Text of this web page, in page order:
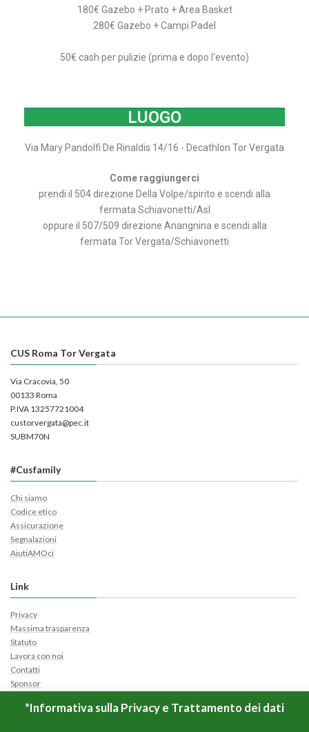
180€ Gazebo + Prato + Area Basket
280€ Gazebo + Campi Padel
50€ cash per pulizie (prima e dopo l'evento)
LUOGO
Via Mary Pandolfi De Rinaldis 14/16 - Decathlon Tor Vergata
Come raggiungerci
prendi il 504 direzione Della Volpe/spirito e scendi alla
fermata Schiavonetti/Asl
oppure il 507/509 direzione Anangnina e scendi alla
fermata Tor Vergata/Schiavonetti
CUS Roma Tor Vergata
Via Cracovia, 50
00133 Roma
P.IVA 13257721004
custorvergata@pec.it
SUBM70N
#Cusfamily
Chi siamo
Codice etico
Assicurazione
Segnalazioni
AiutiAMOci
Link
Privacy
Massima trasparenza
Statuto
Lavora con noi
Contatti
Sponsor
Apri Ticket
*Informativa sulla Privacy e Trattamento dei dati